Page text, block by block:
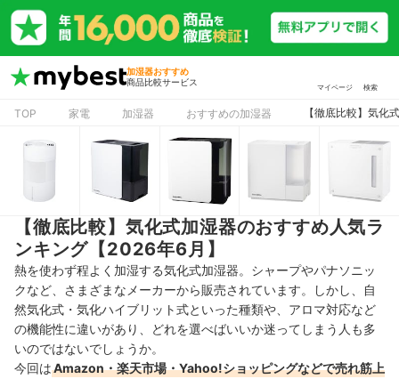
加湿器おすすめ
商品比較サービス
マイページ 検索
TOP 家電 加湿器 おすすめの加湿器 【徹底比較】気化
【徹底比較】気化式加湿器のおすすめ人気ラ
ンキング【2026年6月】
熱を使わず程よく加湿する気化式加湿器。シャープやパナソニッ
クなど、さまざまなメーカーから販売されています。しかし、自
然気化式・気化ハイブリット式といった種類や、アロマ対応など
の機能性に違いがあり、どれを選べばいいか迷ってしまう人も多
いのではないでしょうか。
今回はAmazon・楽天市場・Yahoo!ショッピングなどで売れ筋上